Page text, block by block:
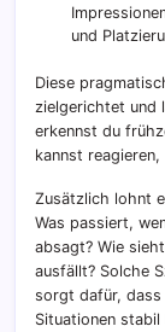
und
Diese
zielgerichtet und
erkennst du
kannst
Zusätzlich lohnt
Was passiert,
absagt? Wie
ausfällt? Solche
sorgt dafür, dass
Situationen stabil